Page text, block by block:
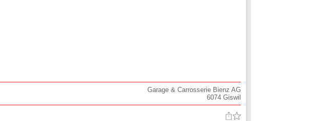
Garage & Carrosserie Bienz AG
6074 Giswil